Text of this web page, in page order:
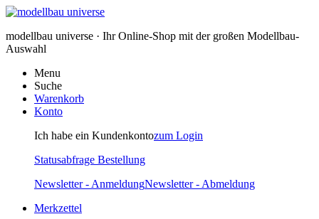
modellbau universe · Ihr Online-Shop mit der großen Modellbau-
Auswahl
Menu
Suche
Warenkorb
Konto
Ich habe ein Kundenkontozum Login
Statusabfrage Bestellung
Newsletter - AnmeldungNewsletter - Abmeldung
Merkzettel